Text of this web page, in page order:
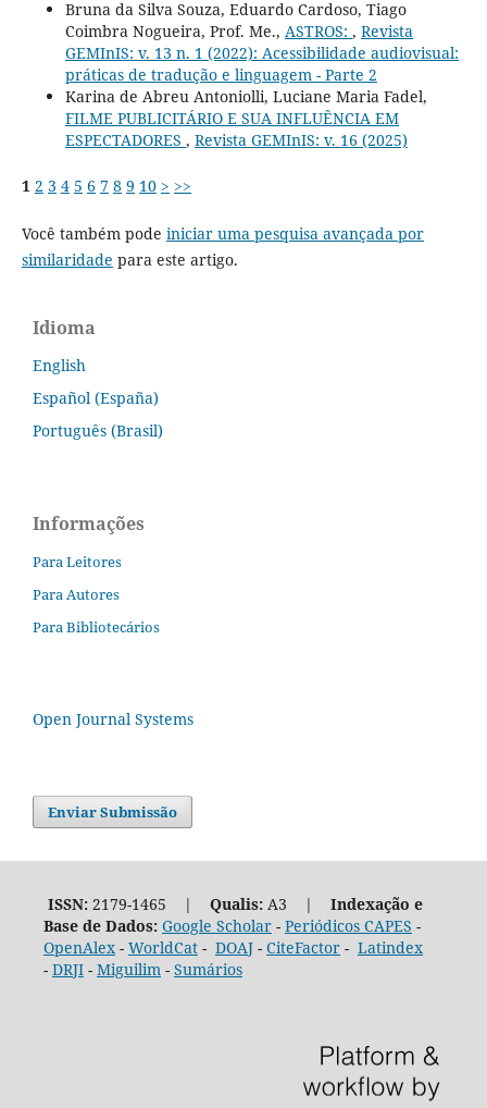
Bruna da Silva Souza, Eduardo Cardoso, Tiago
Coimbra Nogueira, Prof. Me., ASTROS: , Revista
GEMInIS: v. 13 n. 1 (2022): Acessibilidade audiovisual:
práticas de tradução e linguagem - Parte 2
Karina de Abreu Antoniolli, Luciane Maria Fadel,
FILME PUBLICITÁRIO E SUA INFLUÊNCIA EM
ESPECTADORES , Revista GEMInIS: v. 16 (2025)
1 2 3 4 5 6 7 8 9 10 > >>
Você também pode iniciar uma pesquisa avançada por
similaridade para este artigo.
Idioma
English
Español (España)
Português (Brasil)
Informações
Para Leitores
Para Autores
Para Bibliotecários
Open Journal Systems
Enviar Submissão
ISSN:2179-1465 | Qualis:A3 | Indexação e
Base de Dados: Google Scholar- Periódicos CAPES -
OpenAlex- WorldCat- DOAJ- CiteFactor- Latindex
- DRJI- Miguilim- Sumários